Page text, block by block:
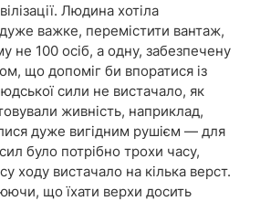
Людина хотіла
важке, перемістити вантаж,
не 100 осіб, а одну, забезпечену
що допоміг би впоратися із
сили не вистачало, як
живність, наприклад,
дуже вигідним рушієм — для
було потрібно трохи часу,
ходу вистачало на кілька верст.
що їхати верхи досить